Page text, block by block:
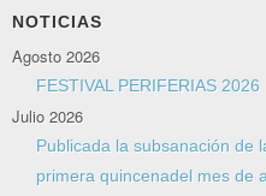
NOTICIAS
Agosto 2026
FESTIVAL PERIFERIAS 2026
Julio 2026
Publicada la subsanación de
primera quincenadel mes de